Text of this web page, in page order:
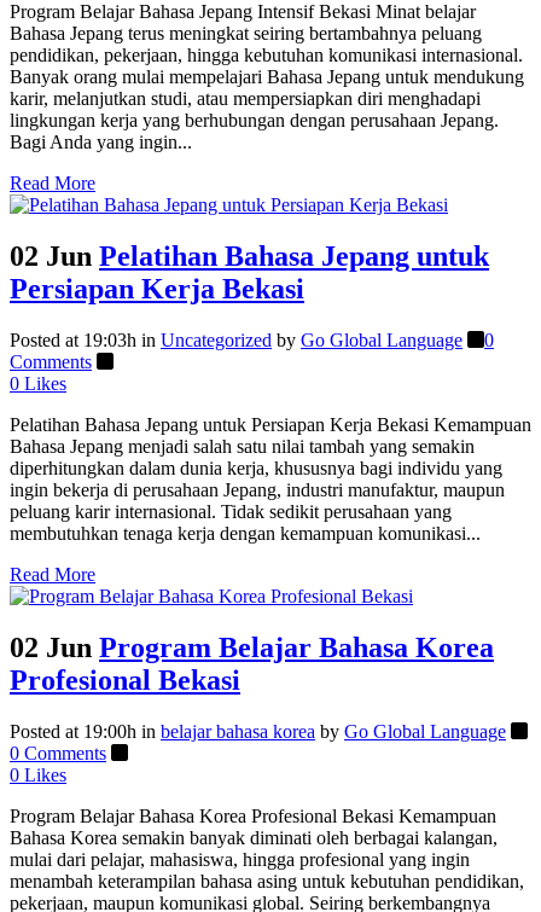
Program Belajar Bahasa Jepang Intensif Bekasi Minat belajar
Bahasa Jepang terus meningkat seiring bertambahnya peluang
pendidikan, pekerjaan, hingga kebutuhan komunikasi internasional.
Banyak orang mulai mempelajari Bahasa Jepang untuk mendukung
karir, melanjutkan studi, atau mempersiapkan diri menghadapi
lingkungan kerja yang berhubungan dengan perusahaan Jepang.
Bagi Anda yang ingin...
Read More
02 Jun Pelatihan Bahasa Jepang untuk
Persiapan Kerja Bekasi
Posted at 19:03h in Uncategorized by Go Global Language
0
Comments
0 Likes
Pelatihan Bahasa Jepang untuk Persiapan Kerja Bekasi Kemampuan
Bahasa Jepang menjadi salah satu nilai tambah yang semakin
diperhitungkan dalam dunia kerja, khususnya bagi individu yang
ingin bekerja di perusahaan Jepang, industri manufaktur, maupun
peluang karir internasional. Tidak sedikit perusahaan yang
membutuhkan tenaga kerja dengan kemampuan komunikasi...
Read More
02 Jun Program Belajar Bahasa Korea
Profesional Bekasi
Posted at 19:00h in belajar bahasa korea by Go Global Language
0 Comments
0 Likes
Program Belajar Bahasa Korea Profesional Bekasi Kemampuan
Bahasa Korea semakin banyak diminati oleh berbagai kalangan,
mulai dari pelajar, mahasiswa, hingga profesional yang ingin
menambah keterampilan bahasa asing untuk kebutuhan pendidikan,
pekerjaan, maupun komunikasi global. Seiring berkembangnya